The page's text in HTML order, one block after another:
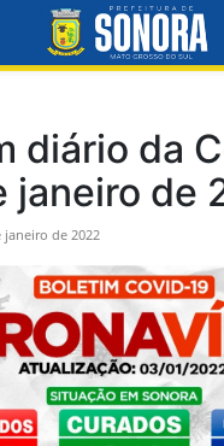
diário da
janeiro de
janeiro de 2022